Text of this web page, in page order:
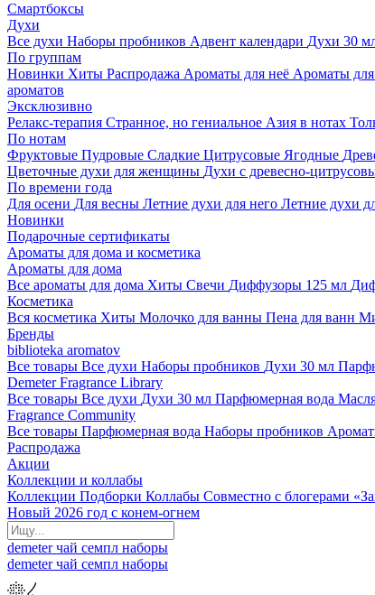
Смартбоксы
Духи
Все духи Наборы пробников Адвент календари Духи 30
По группам
Новинки Хиты Распродажа Ароматы для неё Ароматы
ароматов
Эксклюзивно
Релакс-терапия Странное, но гениальное Азия в нотах
По нотам
Фруктовые Пудровые Сладкие Цитрусовые Ягодные
Цветочные духи для женщины Духи с древесно-
По времени года
Для осени Для весны Летние духи для него Летние духи
Новинки
Подарочные сертификаты
Ароматы для дома и косметика
Ароматы для дома
Все ароматы для дома Хиты Свечи Диффузоры 125 мл
Косметика
Вся косметика Хиты Молочко для ванны Пена для ванн
Бренды
biblioteka aromatov
Все товары Все духи Наборы пробников Духи 30 мл
Demeter Fragrance Library
Все товары Все духи Духи 30 мл Парфюмерная вода
Fragrance Community
Все товары Парфюмерная вода Наборы пробников
Распродажа
Акции
Коллекции и коллабы
Коллекции Подборки Коллабы Совместно с блогерами
Новый 2026 год с конем-огнем
demeterчай семпл наборы
demeterчай семпл наборы